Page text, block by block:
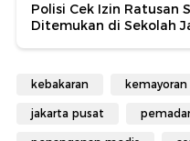
Polisi Cek Izin Ratusan
Ditemukan di Sekolah
kebakaran kemayoran
jakarta pusat